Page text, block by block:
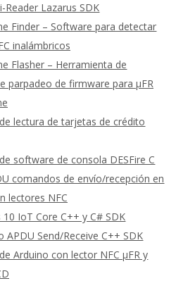
Reader Lazarus SDK
Finder – Software para detectar
inalámbricos
Flasher – Herramienta de
parpadeo de firmware para μFR
lectura de tarjetas de crédito
software de consola DESFire C
comandos de envío/recepción en
lectores NFC
10 IoT Core C++ y C# SDK
APDU Send/Receive C++ SDK
Arduino con lector NFC μFR y